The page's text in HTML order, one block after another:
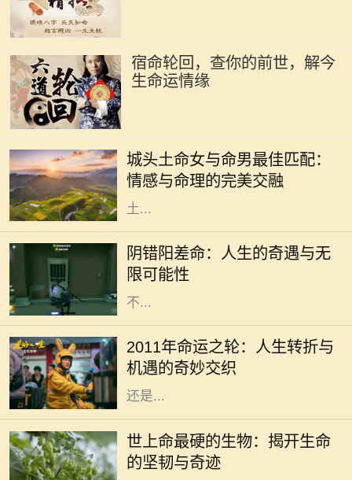
宿命轮回，查你的前世，解今
生命运情缘
城头土命女与命男最佳匹配：
情感与命理的完美交融
生的一种重要工具，尤其是在选择伴
侣时。城头土命的女性因其沉稳、温
和而受到许多人的喜爱。那么，城头
土...
阴错阳差命：人生的奇遇与无
限可能性
在人生的旅途中，我们或多或少都会
经历一些看似偶然，却又出人意料的
经历。阴错阳差命，这一概念源于生
活中那些出乎意料的巧合和误解，它
不...
2011年命运之轮：人生转折与
机遇的奇妙交织
2011年是一个充满变数和机遇的年
份。在这一年，许多人都经历了巨大
的变化，生活的轨迹可能因此而完全
不同。这一年，无论是从事业的发展
还是...
世上命最硬的生物：揭开生命
的坚韧与奇迹
在这个广袤无垠的地球上，生命的形
态千差万别，有些生物如繁星般绚丽
多彩，而有些则隐藏在隐秘的角落，
展现出惊人的生存能力。科学家们为